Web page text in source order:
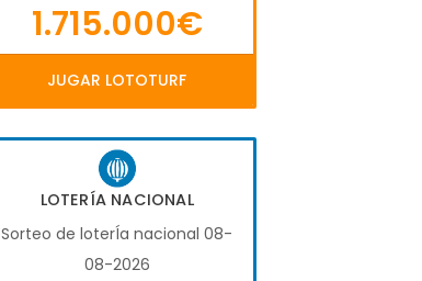
1.715.000€
JUGAR LOTOTURF
LOTERÍA NACIONAL
Sorteo de loterÍa nacional 08-
08-2026